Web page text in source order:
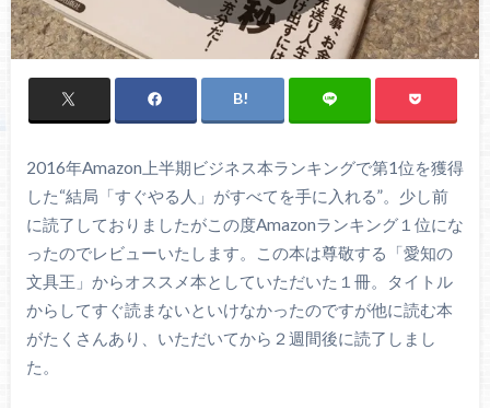
2016年Amazon上半期ビジネス本ランキングで第1位を獲得
した“結局「すぐやる人」がすべてを手に入れる”。少し前
に読了しておりましたがこの度Amazonランキング１位にな
ったのでレビューいたします。この本は尊敬する「愛知の
文具王」からオススメ本としていただいた１冊。タイトル
からしてすぐ読まないといけなかったのですが他に読む本
がたくさんあり、いただいてから２週間後に読了しまし
た。